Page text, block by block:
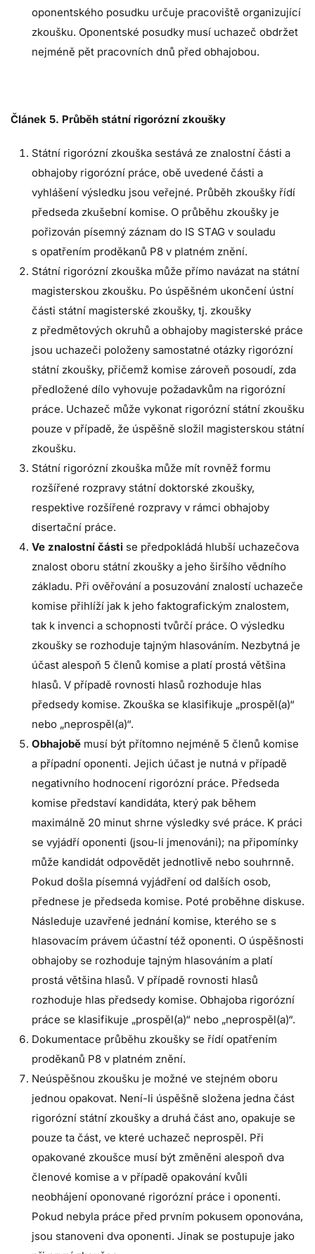
oponentského posudku určuje pracoviště organizující
zkoušku. Oponentské posudky musí uchazeč obdržet
nejméně pět pracovních dnů před obhajobou.
Článek 5. Průběh státní rigorózní zkoušky
Státní rigorózní zkouška sestává ze znalostní části a
obhajoby rigorózní práce, obě uvedené části a
vyhlášení výsledku jsou veřejné. Průběh zkoušky řídí
předseda zkušební komise. O průběhu zkoušky je
pořizován písemný záznam do IS STAG v souladu
s opatřením proděkanů P8 v platném znění.
Státní rigorózní zkouška může přímo navázat na státní
magisterskou zkoušku. Po úspěšném ukončení ústní
části státní magisterské zkoušky, tj. zkoušky
z předmětových okruhů a obhajoby magisterské práce
jsou uchazeči položeny samostatné otázky rigorózní
státní zkoušky, přičemž komise zároveň posoudí, zda
předložené dílo vyhovuje požadavkům na rigorózní
práce. Uchazeč může vykonat rigorózní státní zkoušku
pouze v případě, že úspěšně složil magisterskou státní
zkoušku.
Státní rigorózní zkouška může mít rovněž formu
rozšířené rozpravy státní doktorské zkoušky,
respektive rozšířené rozpravy v rámci obhajoby
disertační práce.
Ve znalostní části se předpokládá hlubší uchazečova
znalost oboru státní zkoušky a jeho širšího vědního
základu. Při ověřování a posuzování znalostí uchazeče
komise přihlíží jak k jeho faktografickým znalostem,
tak k invenci a schopnosti tvůrčí práce. O výsledku
zkoušky se rozhoduje tajným hlasováním. Nezbytná je
účast alespoň 5 členů komise a platí prostá většina
hlasů. V případě rovnosti hlasů rozhoduje hlas
předsedy komise. Zkouška se klasifikuje „prospěl(a)“
nebo „neprospěl(a)“.
Obhajobě musí být přítomno nejméně 5 členů komise
a případní oponenti. Jejich účast je nutná v případě
negativního hodnocení rigorózní práce. Předseda
komise představí kandidáta, který pak během
maximálně 20 minut shrne výsledky své práce. K práci
se vyjádří oponenti (jsou-li jmenováni); na připomínky
může kandidát odpovědět jednotlivě nebo souhrnně.
Pokud došla písemná vyjádření od dalších osob,
přednese je předseda komise. Poté proběhne diskuse.
Následuje uzavřené jednání komise, kterého se s
hlasovacím právem účastní též oponenti. O úspěšnosti
obhajoby se rozhoduje tajným hlasováním a platí
prostá většina hlasů. V případě rovnosti hlasů
rozhoduje hlas předsedy komise. Obhajoba rigorózní
práce se klasifikuje „prospěl(a)“ nebo „neprospěl(a)“.
Dokumentace průběhu zkoušky se řídí opatřením
proděkanů P8 v platném znění.
Neúspěšnou zkoušku je možné ve stejném oboru
jednou opakovat. Není-li úspěšně složena jedna část
rigorózní státní zkoušky a druhá část ano, opakuje se
pouze ta část, ve které uchazeč neprospěl. Při
opakované zkoušce musí být změněni alespoň dva
členové komise a v případě opakování kvůli
neobhájení oponované rigorózní práce i oponenti.
Pokud nebyla práce před prvním pokusem oponována,
jsou stanoveni dva oponenti. Jinak se postupuje jako